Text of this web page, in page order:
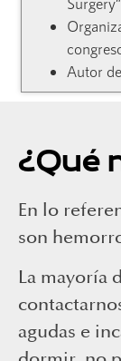
Autor
¿Qué
En lo
son
La mayoría
agudas e